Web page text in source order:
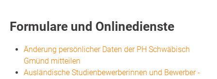
Formulare und Onlinedienste
Änderung persönlicher Daten der PH Schwäbisch
Gmünd mitteilen
Ausländische Studienbewerberinnen und Bewerber -